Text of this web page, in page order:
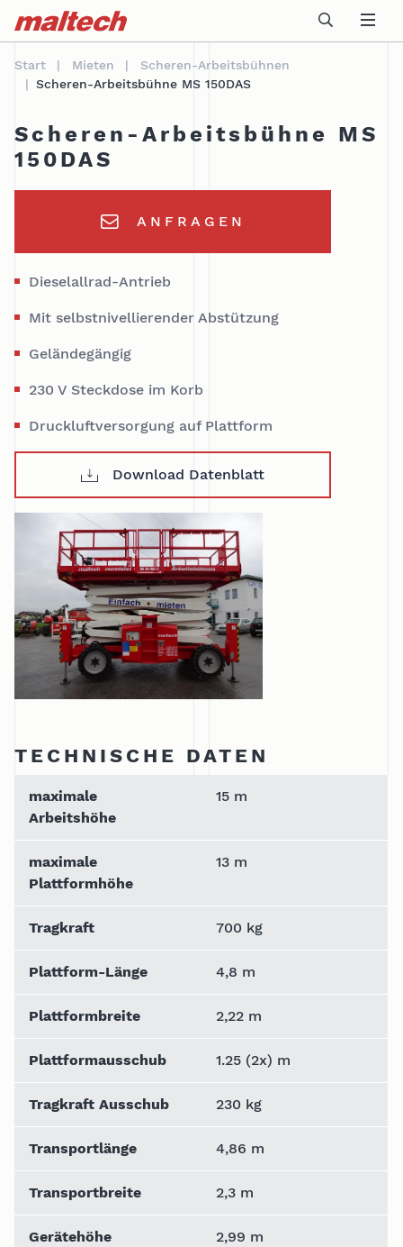
sr.skip-to.main-content
sr.skip-to.table-of-contents
sr.skip-to.main-navigation
Table Of Content
Technische Daten
Beschreibung
einsatzbereiche
Start Mieten
Scheren-Arbeitsbühnen
Scheren-Arbeitsbühne MS 150DAS
Scheren-Arbeitsbühne MS
150DAS
ANFRAGEN
Dieselallrad-Antrieb
Mit selbstnivellierender Abstützung
Geländegängig
230 V Steckdose im Korb
Druckluftversorgung auf Plattform
Download Datenblatt
TECHNISCHE DATEN
maximale
Arbeitshöhe
15 m
maximale
Plattformhöhe
13 m
Tragkraft 700 kg
Plattform-Länge 4,8 m
Plattformbreite 2,22 m
Plattformausschub 1.25 (2x) m
Tragkraft Ausschub 230 kg
Transportlänge 4,86 m
Transportbreite 2,3 m
Gerätehöhe 2,99 m